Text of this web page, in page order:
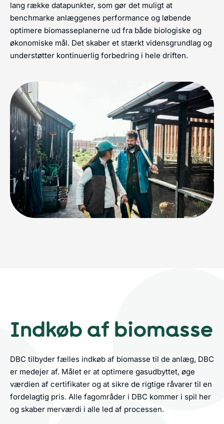
lang række datapunkter, som gør det muligt at
benchmarke anlæggenes performance og løbende
optimere biomasseplanerne ud fra både biologiske og
økonomiske mål. Det skaber et stærkt vidensgrundlag og
understøtter kontinuerlig forbedring i hele driften.
Indkøb af biomasse
DBC tilbyder fælles indkøb af biomasse til de anlæg, DBC
er medejer af. Målet er at optimere gasudbyttet, øge
værdien af certifikater og at sikre de rigtige råvarer til en
fordelagtig pris. Alle fagområder i DBC kommer i spil her
og skaber merværdi i alle led af processen.